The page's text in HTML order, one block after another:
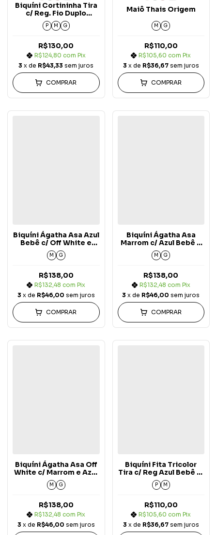
Biquíni Cortininha Tira
c/ Reg. Fio Duplo
Origem
P M G
R$130,00
R$124,80 com Pix
3 x de R$43,33 sem juros
COMPRAR
Maiô Thais Origem
M G
R$110,00
R$105,60com Pix
3 x de R$36,67 sem juros
COMPRAR
Biquíni Ágatha Asa Azul
Bebê c/ Off White e
Marrom Carmel Arizona
M G
R$138,00
R$132,48com Pix
3 x de R$46,00 sem juros
COMPRAR
Biquíni Ágatha Asa
Marrom c/ Azul Bebê e
Off White Carmel
Arizona
M G
R$138,00
R$132,48 com Pix
3 x de R$46,00 sem juros
COMPRAR
Biquíni Ágatha Asa Off
White c/ Marrom e Azul
Bebê Carmel Arizona
M G
R$138,00
R$132,48com Pix
3 x de R$46,00 sem juros
Biquíni Fita Tricolor
Tira c/ Reg Azul Bebê c/
Off White e Marrom
Carmel Arizona (Alça
P M
R$110,00
R$105,60com Pix
3 x de R$36,67 sem juros